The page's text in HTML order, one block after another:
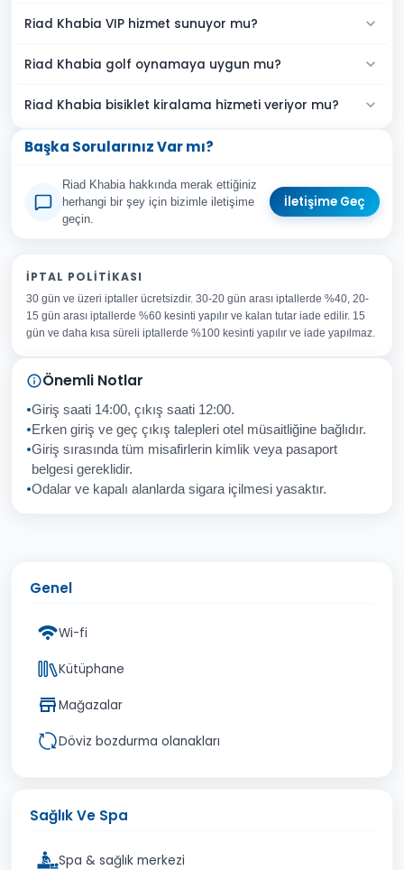
Riad Khabia VIP hizmet sunuyor mu?
Riad Khabia golf oynamaya uygun mu?
Riad Khabia bisiklet kiralama hizmeti veriyor mu?
Başka Sorularınız Var mı?
Riad Khabia hakkında merak ettiğiniz
herhangi bir şey için bizimle iletişime
geçin.
İletişime Geç
Adınız Soyadınız
E-posta Adresiniz
Konu
Sorunuz
İptal Gönder
İPTAL POLITIKASI
30 gün ve üzeri iptaller ücretsizdir. 30-20 gün arası iptallerde %40, 20-
15 gün arası iptallerde %60 kesinti yapılır ve kalan tutar iade edilir. 15
gün ve daha kısa süreli iptallerde %100 kesinti yapılır ve iade yapılmaz.
Önemli Notlar
Giriş saati 14:00, çıkış saati 12:00.
Erken giriş ve geç çıkış talepleri otel müsaitliğine bağlıdır.
Giriş sırasında tüm misafirlerin kimlik veya pasaport
belgesi gereklidir.
Odalar ve kapalı alanlarda sigara içilmesi yasaktır.
Genel
Wi-fi
Kütüphane
Mağazalar
Döviz bozdurma olanakları
Sağlık Ve Spa
Spa & sağlık merkezi